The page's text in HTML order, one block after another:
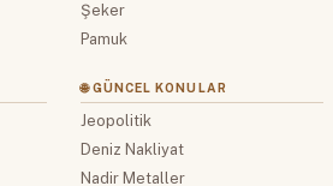
Şeker
Pamuk
🌐 GÜNCEL KONULAR
Jeopolitik
Deniz Nakliyat
Nadir Metaller